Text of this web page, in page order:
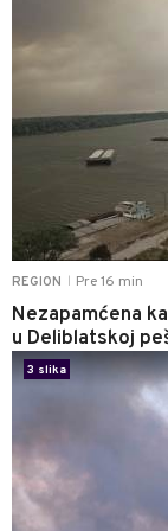
REGION Pre 16 min
Nezapamćena
u Deliblatskoj
3 slika